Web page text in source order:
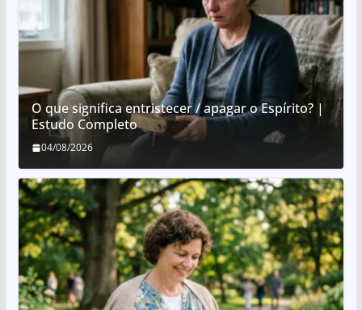
O que significa entristecer / apagar o Espírito? |
Estudo Completo
04/08/2026